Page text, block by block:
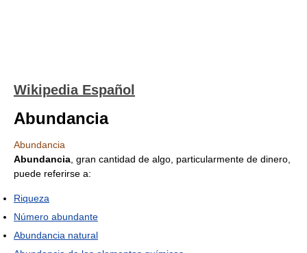
Wikipedia Español
Abundancia
Abundancia
Abundancia , gran cantidad de algo, particularmente de dinero,
puede referirse a:
Riqueza
Número abundante
Abundancia natural